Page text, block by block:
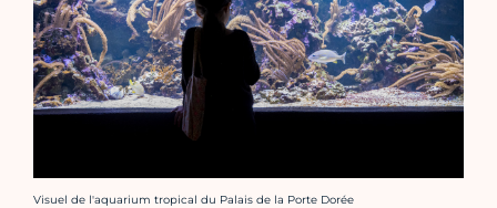
Crédit photo :
Visuel de l'aquarium tropical du Palais de la Porte Dorée